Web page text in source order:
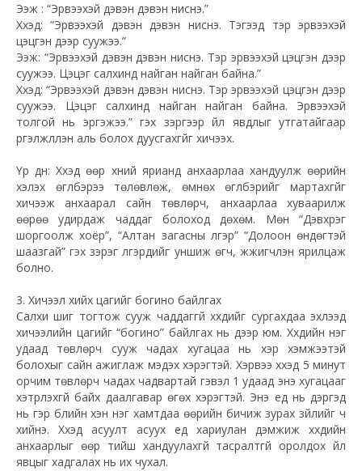
Ээж : “Эрвээхэй дэвэн дэвэн ниснэ.”
Хүүхэд: “Эрвээхэй дэвэн дэвэн ниснэ. Тэгээд тэр эрвээхэй
цэцгэн дээр суужээ.”
Ээж: “Эрвээхэй дэвэн дэвэн ниснэ. Тэр эрвээхэй цэцгэн дээр
суужээ. Цэцэг салхинд найган найган байна.”
Хүүхэд: “Эрвээхэй дэвэн дэвэн ниснэ. Тэр эрвээхэй цэцгэн дээр
суужээ. Цэцэг салхинд найган найган байна. Эрвээхэй
толгой нь эргэжээ.” гэх зэргээр үйл явдлыг утгатайгаар
үргэлжлүүлэн аль болох дуусгахгүйг хичээх.
Үр дүн: Хүүхэд өөр хүний ярианд анхаарлаа хандуулж өөрийн
хэлэх өгүүлбэрээ төлөвлөж, өмнөх өгүүлбэрийг мартахгүйг
хичээж анхаарал сайн төвлөрч, анхаарлаа хуваарилж
өөрөө удирдаж чаддаг болоход дөхөм. Мөн “Дэвхрэг
шоргоолж хоёр”, “Алтан загасны үлгэр” “Долоон өндөгтэй
шаазгай” гэх зэрэг үлгэрүүдийг уншиж өгч, жүжигчлэн ярилцаж
болно.
3. Хичээл хийх цагийг богино байлгах
Салхи шиг тогтож сууж чаддаггүй хүүхдийг сургахдаа эхлээд
хичээлийн цагийг “богино” байлгах нь дээр юм. Хүүхдийн нэг
удаад төвлөрч сууж чадах хугацаа нь хэр хэмжээтэй
болохыг сайн ажиглаж мэдэх хэрэгтэй. Хэрвээ хүүхэд 5 минут
орчим төвлөрч чадах чадвартай гэвэл 1 удаад энэ хугацааг
хэтрүүлэхгүй байх даалгавар өгөх хэрэгтэй. Энэ үед нь дэргэд
нь гэр бүлийн хэн нэг хамтдаа өөрийн бичиж зурах зүйлийг ч
хийнэ. Хүүхэд асуулт асуух үед хариулан дэмжиж хүүхдийн
анхаарлыг өөр тийш хандуулахгүй тасралтгүй оролдох үйл
явцыг хадгалах нь их чухал.